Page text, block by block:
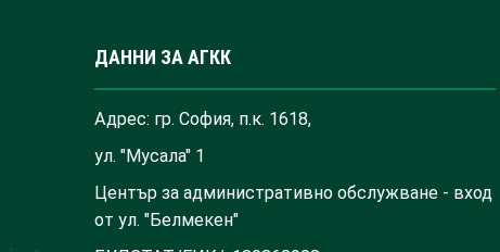
ДАННИ ЗА АГКК
Адрес: гр. София, п.к. 1618,
ул. "Мусала" 1
Център за административно обслужване - вход
от ул. "Белмекен"